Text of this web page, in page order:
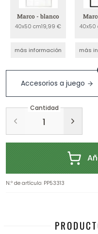
Marco - blanco
40x50 cm19,99 €
más información
40x50
más
Accesorios a juego
Cantidad
N.º de artículo: PP53313